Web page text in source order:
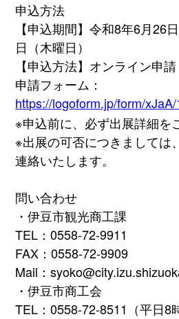
申込方法
【申込期間】令和8年6月26
日（木曜日）
【申込方法】オンライン申請
申請フォーム：
https://logoform.jp/form/
※申込前に、必ず出展詳細を
※出展の可否につきましては
連絡いたします。
問い合わせ
・伊豆市観光商工課
TEL：0558-72-9911
FAX：0558-72-9909
Mail：
・伊豆市商工会
TEL：0558-72-8511（平日8